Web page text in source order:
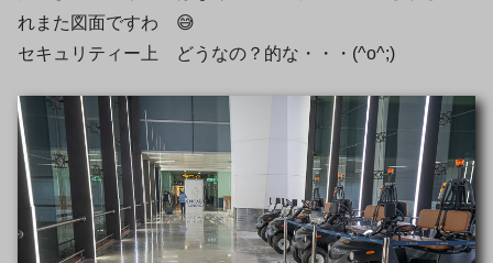
れまた図面ですわ 😅
セキュリティー上 どうなの？的な・・・(^o^;)ゞ